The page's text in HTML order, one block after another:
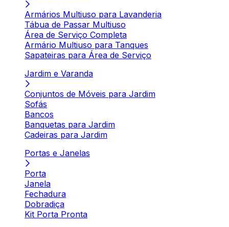
Armários Multiuso para Lavanderia
Tábua de Passar Multiuso
Área de Serviço Completa
Armário Multiuso para Tanques
Sapateiras para Área de Serviço
Jardim e Varanda
Conjuntos de Móveis para Jardim
Sofás
Bancos
Banquetas para Jardim
Cadeiras para Jardim
Portas e Janelas
Porta
Janela
Fechadura
Dobradiça
Kit Porta Pronta